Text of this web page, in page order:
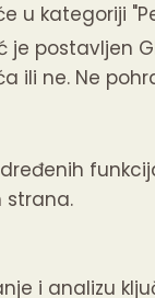
u kategoriji
je postavljen
ili ne. Ne
strana.
i analizu